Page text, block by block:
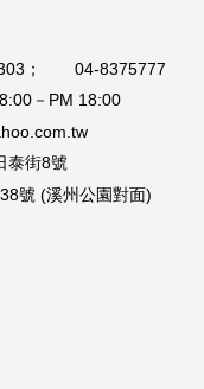
303； 04-8375777
－PM 18:00
泰街8號
號 (溪州公園對面)